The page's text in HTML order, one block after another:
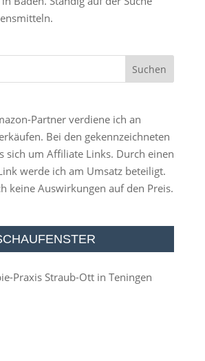
Partner verdiene ich an
Bei den gekennzeichneten
sich um Affiliate Links. Durch einen
werde ich am Umsatz beteiligt.
keine Auswirkungen auf den Preis.